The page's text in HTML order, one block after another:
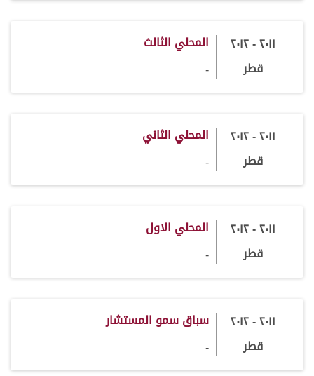
٢٠١١ - ٢٠١٢
قطر
المحلي الثالث
-
٢٠١١ - ٢٠١٢
قطر
المحلي الثاني
-
٢٠١١ - ٢٠١٢
قطر
المحلي الاول
-
٢٠١١ - ٢٠١٢
قطر
سباق سمو المستشار
-